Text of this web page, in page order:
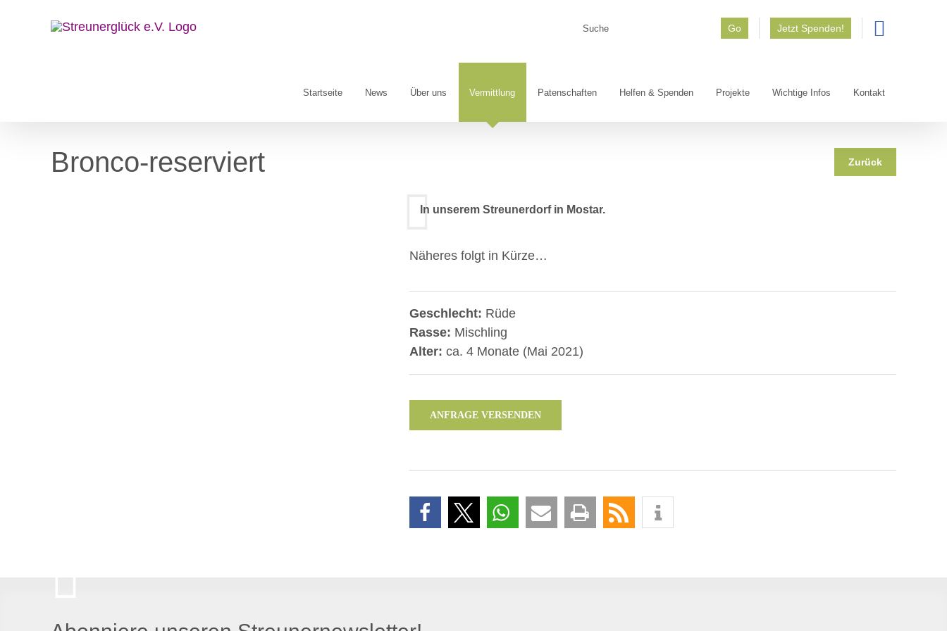
Go Jetzt Spenden!
Startseite News Über uns Vermittlung Patenschaften Helfen & Spenden Projekte Wichtige Infos Kontakt
Bronco-reserviert Zurück
In unserem Streunerdorf in Mostar.
Näheres folgt in Kürze…
Geschlecht: Rüde
Rasse: Mischling
Alter: ca. 4 Monate (Mai 2021)
ANFRAGE VERSENDEN